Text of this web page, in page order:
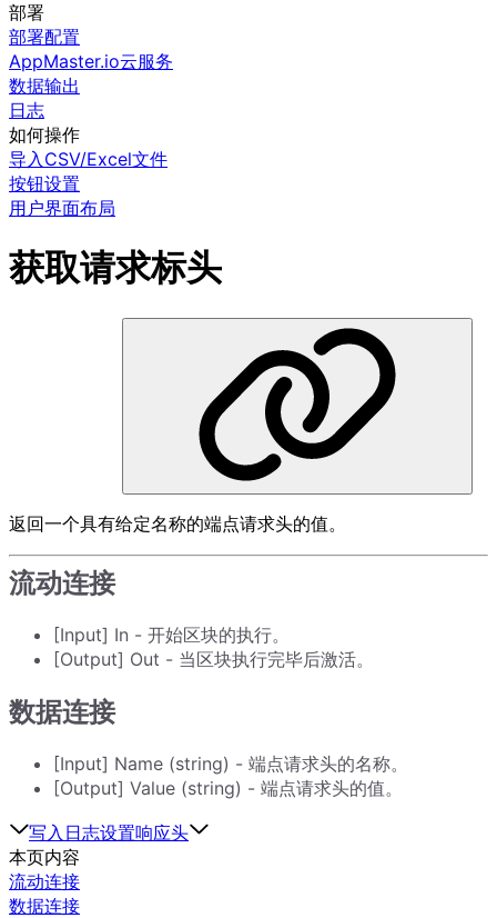
部署
部署配置
AppMaster.io云服务
数据输出
日志
如何操作
导入CSV/Excel文件
按钮设置
用户界面布局
获取请求标头
返回一个具有给定名称的端点请求头的值。
流动连接
[Input] In - 开始区块的执行。
[Output] Out - 当区块执行完毕后激活。
数据连接
[Input] Name (string) - 端点请求头的名称。
[Output] Value (string) - 端点请求头的值。
写入日志设置响应头
本页内容
流动连接
数据连接